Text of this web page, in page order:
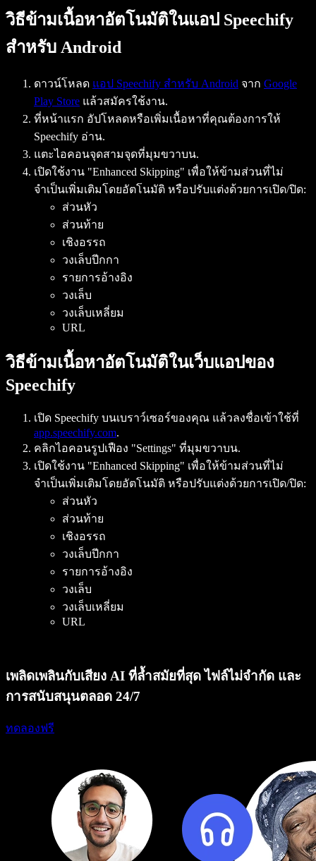
วิธีข้ามเนื้อหาอัตโนมัติในแอป Speechify
สำหรับ Android
ดาวน์โหลด แอป Speechify สำหรับ Android จาก Google
Play Store แล้วสมัครใช้งาน.
ที่หน้าแรก อัปโหลดหรือเพิ่มเนื้อหาที่คุณต้องการให้
Speechify อ่าน.
แตะไอคอนจุดสามจุดที่มุมขวาบน.
เปิดใช้งาน "Enhanced Skipping" เพื่อให้ข้ามส่วนที่ไม่
จำเป็นเพิ่มเติมโดยอัตโนมัติ หรือปรับแต่งด้วยการเปิด/ปิด:
ส่วนหัว
ส่วนท้าย
เชิงอรรถ
วงเล็บปีกกา
รายการอ้างอิง
วงเล็บ
วงเล็บเหลี่ยม
URL
วิธีข้ามเนื้อหาอัตโนมัติในเว็บแอปของ
Speechify
เปิด Speechify บนเบราว์เซอร์ของคุณ แล้วลงชื่อเข้าใช้ที่
app.speechify.com.
คลิกไอคอนรูปเฟือง "Settings" ที่มุมขวาบน.
เปิดใช้งาน "Enhanced Skipping" เพื่อให้ข้ามส่วนที่ไม่
จำเป็นเพิ่มเติมโดยอัตโนมัติ หรือปรับแต่งด้วยการเปิด/ปิด:
ส่วนหัว
ส่วนท้าย
เชิงอรรถ
วงเล็บปีกกา
รายการอ้างอิง
วงเล็บ
วงเล็บเหลี่ยม
URL
เพลิดเพลินกับเสียง AI ที่ล้ำสมัยที่สุด ไฟล์ไม่จำกัด และ
การสนับสนุนตลอด 24/7
ทดลองฟรี